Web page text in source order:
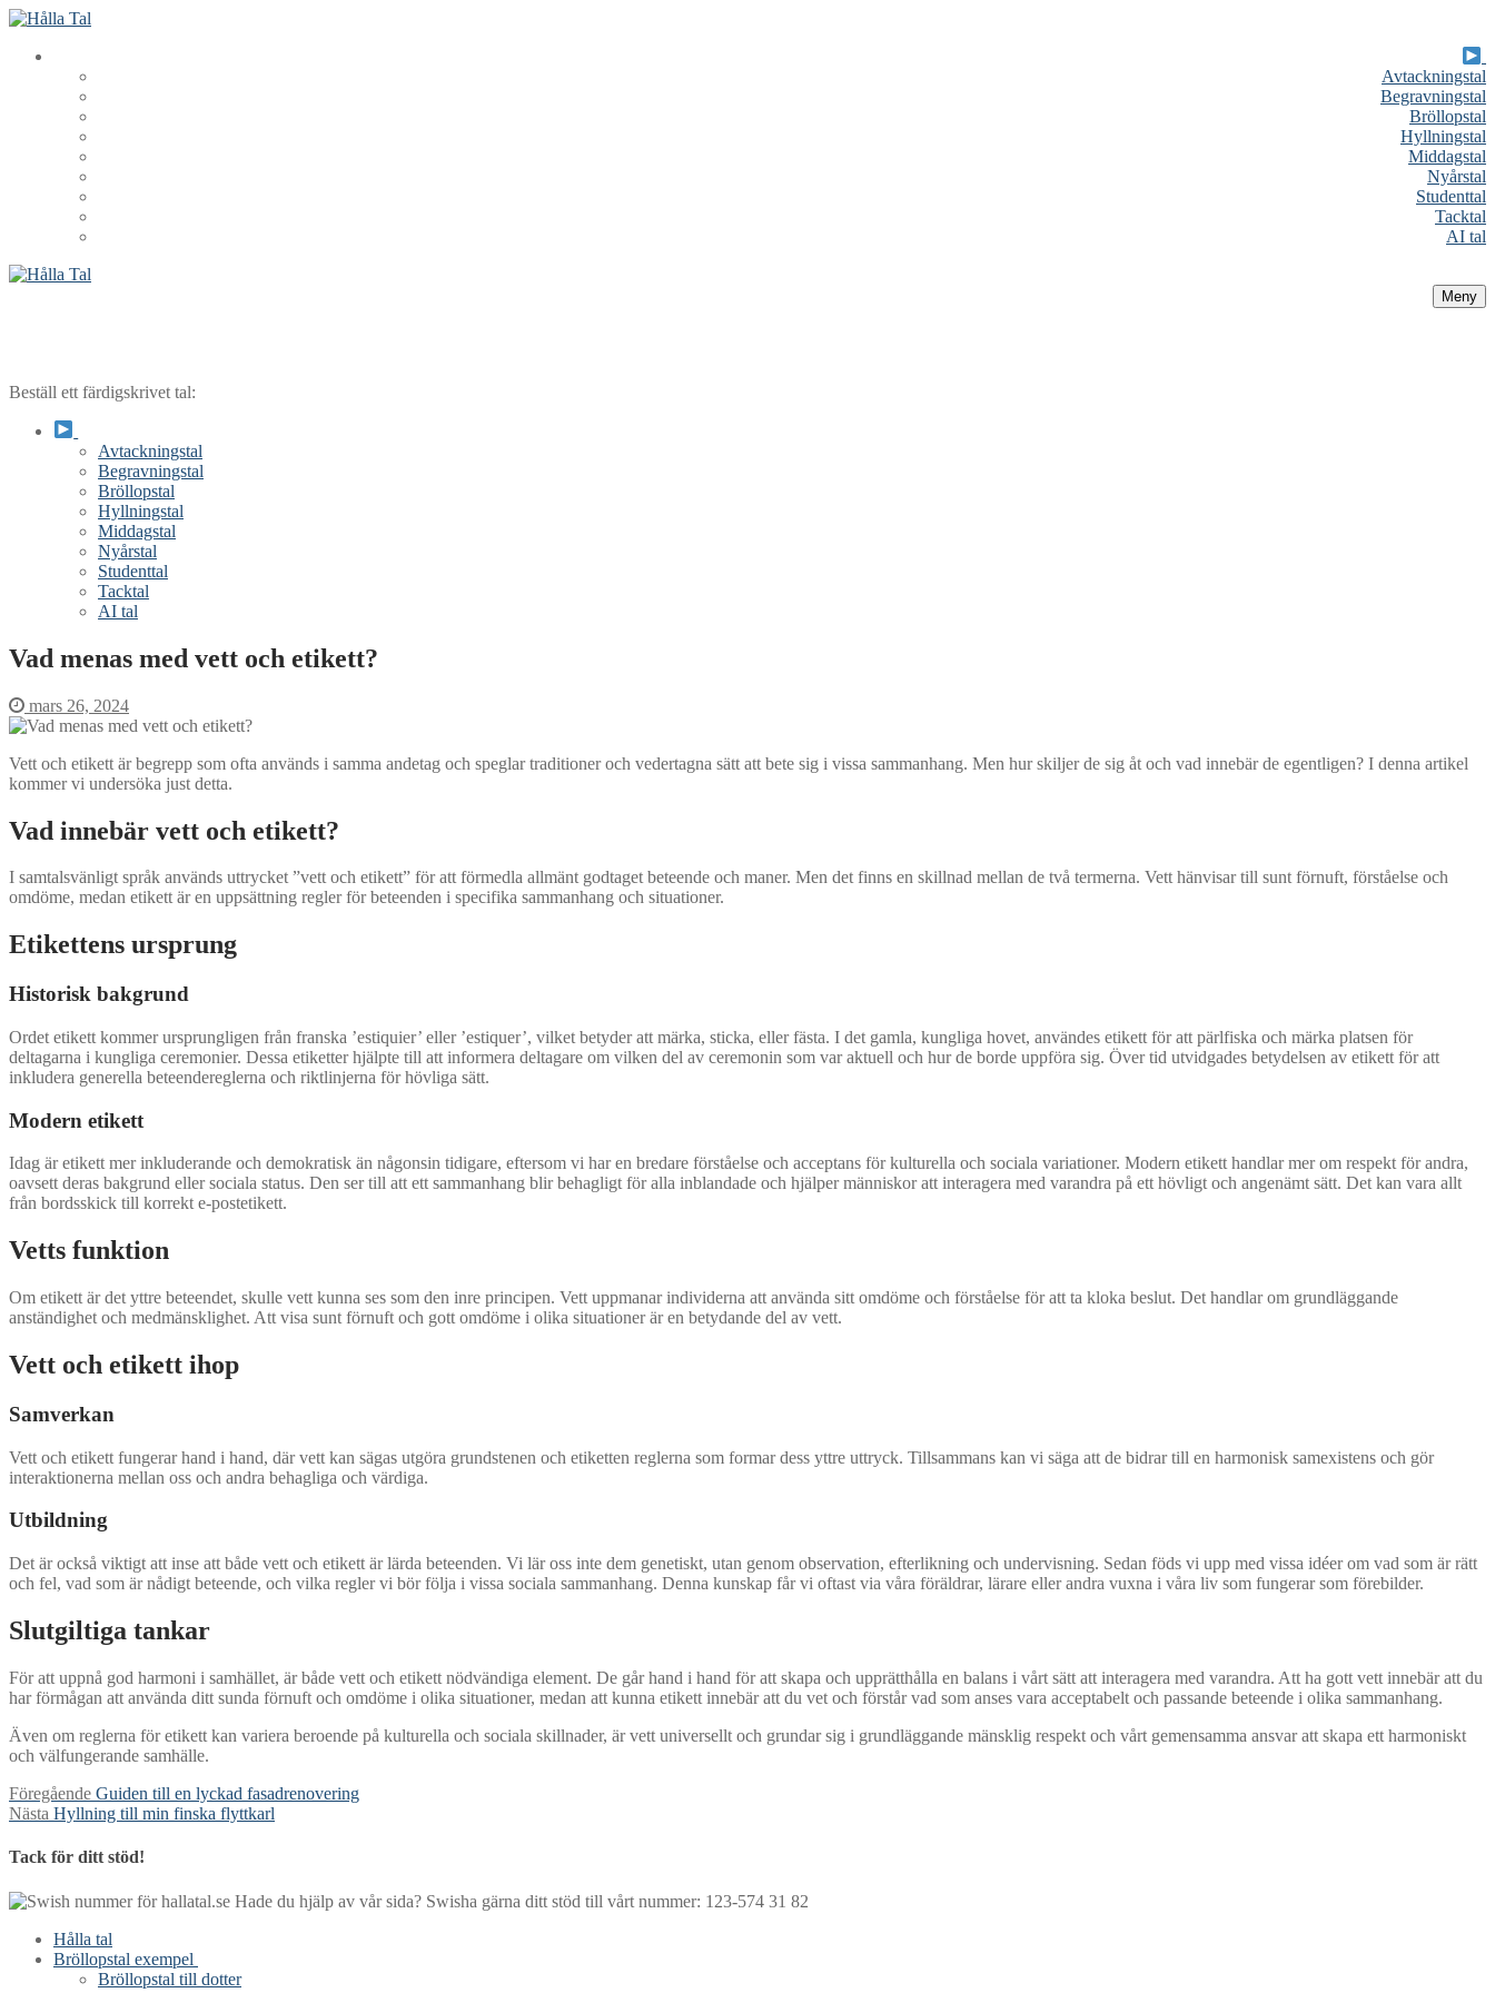
Hoppa
innehåll
Meny
Stäng
Avtackningstal
Begravningstal
Bröllopstal
Hyllningstal
Middagstal
Nyårstal
Studenttal
Tacktal
AI tal
Meny
Beställ ett färdigskrivet tal:
Avtackningstal
Begravningstal
Bröllopstal
Hyllningstal
Middagstal
Nyårstal
Studenttal
Tacktal
AI tal
Vad menas med vett och etikett?
mars 26, 2024
Vett och etikett är begrepp som ofta används i samma andetag och speglar traditioner och vedertagna sätt att bete sig i vissa sammanhang. Men hur skiljer de sig åt och vad innebär de egentligen? I denna artikel
kommer vi undersöka just detta.
Vad innebär vett och etikett?
I samtalsvänligt språk används uttrycket ”vett och etikett” för att förmedla allmänt godtaget beteende och maner. Men det finns en skillnad mellan de två termerna. Vett hänvisar till sunt förnuft, förståelse och
omdöme, medan etikett är en uppsättning regler för beteenden i specifika sammanhang och situationer.
Etikettens ursprung
Historisk bakgrund
Ordet etikett kommer ursprungligen från franska ’estiquier’ eller ’estiquer’, vilket betyder att märka, sticka, eller fästa. I det gamla, kungliga hovet, användes etikett för att pärlfiska och märka platsen för
deltagarna i kungliga ceremonier. Dessa etiketter hjälpte till att informera deltagare om vilken del av ceremonin som var aktuell och hur de borde uppföra sig. Över tid utvidgades betydelsen av etikett för att
inkludera generella beteendereglerna och riktlinjerna för hövliga sätt.
Modern etikett
Idag är etikett mer inkluderande och demokratisk än någonsin tidigare, eftersom vi har en bredare förståelse och acceptans för kulturella och sociala variationer. Modern etikett handlar mer om respekt för andra,
oavsett deras bakgrund eller sociala status. Den ser till att ett sammanhang blir behagligt för alla inblandade och hjälper människor att interagera med varandra på ett hövligt och angenämt sätt. Det kan vara allt
från bordsskick till korrekt e-postetikett.
Vetts funktion
Om etikett är det yttre beteendet, skulle vett kunna ses som den inre principen. Vett uppmanar individerna att använda sitt omdöme och förståelse för att ta kloka beslut. Det handlar om grundläggande
anständighet och medmänsklighet. Att visa sunt förnuft och gott omdöme i olika situationer är en betydande del av vett.
Vett och etikett ihop
Samverkan
Vett och etikett fungerar hand i hand, där vett kan sägas utgöra grundstenen och etiketten reglerna som formar dess yttre uttryck. Tillsammans kan vi säga att de bidrar till en harmonisk samexistens och gör
interaktionerna mellan oss och andra behagliga och värdiga.
Utbildning
Det är också viktigt att inse att både vett och etikett är lärda beteenden. Vi lär oss inte dem genetiskt, utan genom observation, efterlikning och undervisning. Sedan föds vi upp med vissa idéer om vad som är rätt
och fel, vad som är nådigt beteende, och vilka regler vi bör följa i vissa sociala sammanhang. Denna kunskap får vi oftast via våra föräldrar, lärare eller andra vuxna i våra liv som fungerar som förebilder.
Slutgiltiga tankar
För att uppnå god harmoni i samhället, är både vett och etikett nödvändiga element. De går hand i hand för att skapa och upprätthålla en balans i vårt sätt att interagera med varandra. Att ha gott vett innebär att du
har förmågan att använda ditt sunda förnuft och omdöme i olika situationer, medan att kunna etikett innebär att du vet och förstår vad som anses vara acceptabelt och passande beteende i olika sammanhang.
Även om reglerna för etikett kan variera beroende på kulturella och sociala skillnader, är vett universellt och grundar sig i grundläggande mänsklig respekt och vårt gemensamma ansvar att skapa ett harmoniskt
och välfungerande samhälle.
Inläggsnavigering
Föregående Föregående
inlägg:
Guiden till en lyckad fasadrenovering
Nästa Nästa
Hyllning till min finska flyttkarl
Tack för ditt stöd!
Hade du hjälp av vår sida? Swisha gärna ditt stöd till vårt nummer: 123-574 31 82
Hålla tal
Bröllopstal exempel
Bröllopstal till dotter